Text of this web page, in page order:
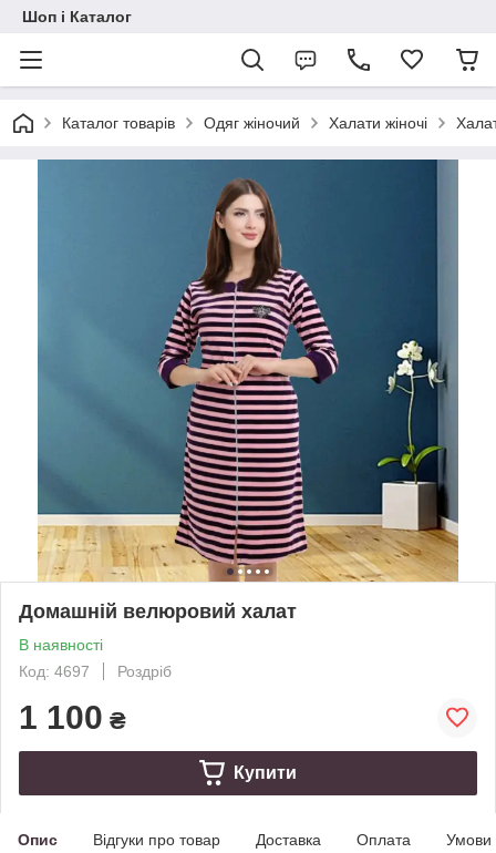
Шоп і Каталог
Каталог товарів Одяг жіночий Халати жіночі
Домашній велюровий халат
В наявності
Код: 4697
Роздріб
1 100 ₴
Купити
Опис Відгуки про товар Доставка Оплата Умови